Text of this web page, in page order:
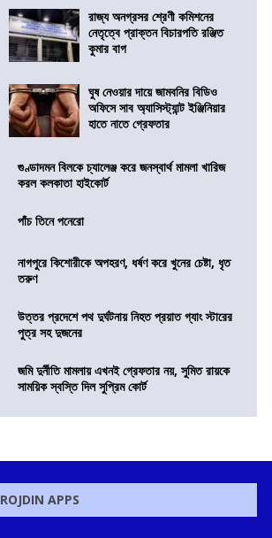
রাজ্য অনগ্রসর শ্রেণী কমিশনের
নেতৃত্বে প্রাক্তন বিচারপতি রঞ্জিত
কুমার বাগ
ঘুষ নেওয়ার দায়ে জামবনির বিডিও
অফিসে সাব অ্যাসিস্ট্যান্ট ইঞ্জিনিয়ার
হাতে নাতে গ্রেফতার
গুণ্ডাদমন বিলকে চ্যালেঞ্জ করে জনস্বার্থ মামলা খারিজ
করল কলকাতা হাইকোর্ট
পাঁচ তিনে পনেরো
নাগপুরে কিশোরীকে অপহরণ, ধর্ষণ করে খুনের চেষ্টা, ধৃত
তরুণ
উত্তর প্রদেশে পথ দুর্ঘটনায় নিহত প্রয়াত গ্যাং স্টারের
পুত্র সহ দুজনের
জমি দুর্নীতি মামলায় এখনই গ্রেফতার নয়, সুমিত রায়কে
সাময়িক স্বস্তি দিল সুপ্রিম কোর্ট
ROJDIN APPS